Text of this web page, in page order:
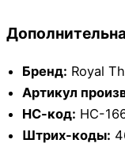
Бренд: Royal
Артикул
НС-код: НС-
Штрих-коды: